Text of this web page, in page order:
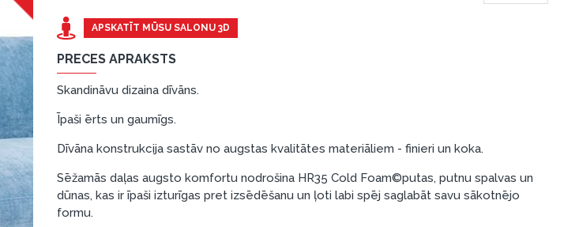
APSKATĪT MŪSU SALONU 3D
PRECES APRAKSTS
Skandināvu dizaina dīvāns.
Īpaši ērts un gaumīgs.
Dīvāna konstrukcija sastāv no augstas kvalitātes materiāliem - finieri un koka.
Sēžamās daļas augsto komfortu nodrošina HR35 Cold Foam©putas, putnu spalvas un
dūnas, kas ir īpaši izturīgas pret izsēdēšanu un ļoti labi spēj saglabāt savu sākotnējo
formu.